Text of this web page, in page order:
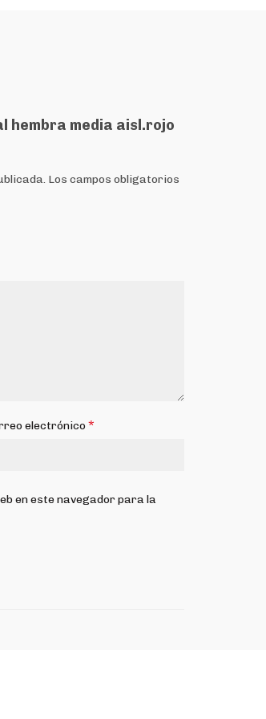
hembra media aisl.rojo
Los campos obligatorios
electrónico*
en este navegador para la